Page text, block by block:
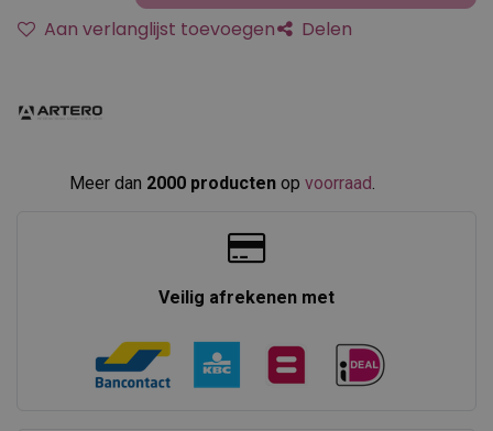
Aan verlanglijst toevoegen Delen
Meer dan 2000 producten op voorraad.​
Veilig afrekenen met